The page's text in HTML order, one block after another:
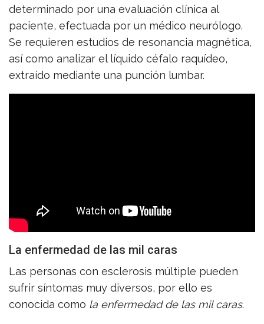
determinado por una evaluación clínica al
paciente, efectuada por un médico neurólogo.
Se requieren estudios de resonancia magnética,
así como analizar el líquido céfalo raquídeo,
extraído mediante una punción lumbar.
La enfermedad de las mil caras
Las personas con esclerosis múltiple pueden
sufrir síntomas muy diversos, por ello es
conocida como la enfermedad de las mil caras.